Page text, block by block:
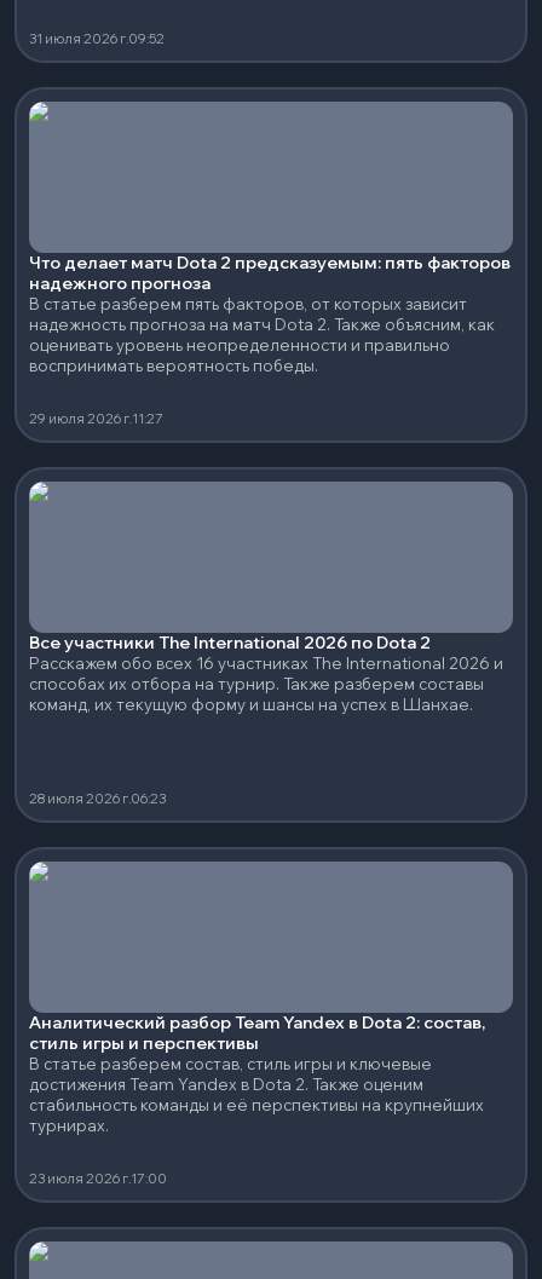
31 июля 2026 г.09:52
Что делает матч Dota 2 предсказуемым: пять факторов
надежного прогноза
В статье разберем пять факторов, от которых зависит
надежность прогноза на матч Dota 2. Также объясним, как
оценивать уровень неопределенности и правильно
воспринимать вероятность победы.
29 июля 2026 г.11:27
Все участники The International 2026 по Dota 2
Расскажем обо всех 16 участниках The International 2026 и
способах их отбора на турнир. Также разберем составы
команд, их текущую форму и шансы на успех в Шанхае.
28 июля 2026 г.06:23
Аналитический разбор Team Yandex в Dota 2: состав,
стиль игры и перспективы
В статье разберем состав, стиль игры и ключевые
достижения Team Yandex в Dota 2. Также оценим
стабильность команды и её перспективы на крупнейших
турнирах.
23 июля 2026 г.17:00